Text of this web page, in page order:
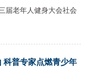
届老年人健身大会社会
科普专家点燃青少年